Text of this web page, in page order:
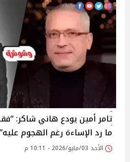
تامر أمين يودع هاني شاكر:
ما رد الإساءة رغم الهجوم عليه”
الأحد 03/مايو/2026 - 10:11 م